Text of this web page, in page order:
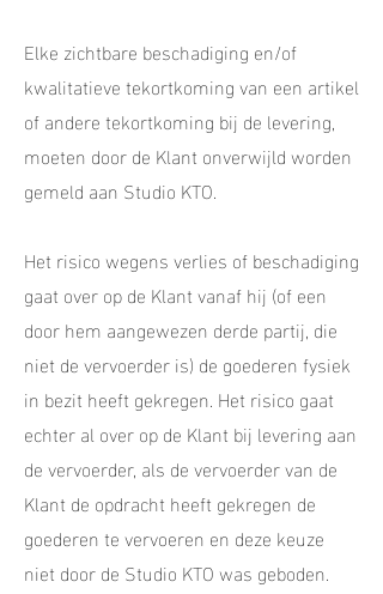
Elke zichtbare beschadiging en/of
kwalitatieve tekortkoming van een artikel
of andere tekortkoming bij de levering,
moeten door de Klant onverwijld worden
gemeld aan Studio KTO.
Het risico wegens verlies of beschadiging
gaat over op de Klant vanaf hij (of een
door hem aangewezen derde partij, die
niet de vervoerder is) de goederen fysiek
in bezit heeft gekregen. Het risico gaat
echter al over op de Klant bij levering aan
de vervoerder, als de vervoerder van de
Klant de opdracht heeft gekregen de
goederen te vervoeren en deze keuze
niet door de Studio KTO was geboden.